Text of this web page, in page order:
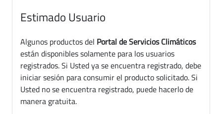
Estimado Usuario
Algunos productos del Portal de Servicios Climáticos
están disponibles solamente para los usuarios
registrados. Si Usted ya se encuentra registrado, debe
iniciar sesión para consumir el producto solicitado. Si
Usted no se encuentra registrado, puede hacerlo de
manera gratuita.